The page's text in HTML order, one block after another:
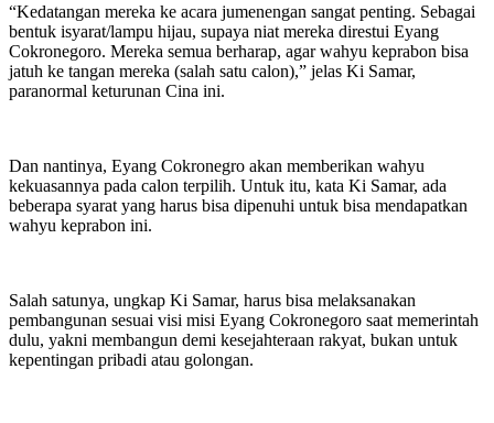
“Kedatangan mereka ke acara jumenengan sangat penting. Sebagai
bentuk isyarat/lampu hijau, supaya niat mereka direstui Eyang
Cokronegoro. Mereka semua berharap, agar wahyu keprabon bisa
jatuh ke tangan mereka (salah satu calon),” jelas Ki Samar,
paranormal keturunan Cina ini.
Dan nantinya, Eyang Cokronegro akan memberikan wahyu
kekuasannya pada calon terpilih. Untuk itu, kata Ki Samar, ada
beberapa syarat yang harus bisa dipenuhi untuk bisa mendapatkan
wahyu keprabon ini.
Salah satunya, ungkap Ki Samar, harus bisa melaksanakan
pembangunan sesuai visi misi Eyang Cokronegoro saat memerintah
dulu, yakni membangun demi kesejahteraan rakyat, bukan untuk
kepentingan pribadi atau golongan.